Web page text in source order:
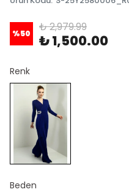
%50 ₺ 2,979.99
₺ 1,500.00
Renk
Beden